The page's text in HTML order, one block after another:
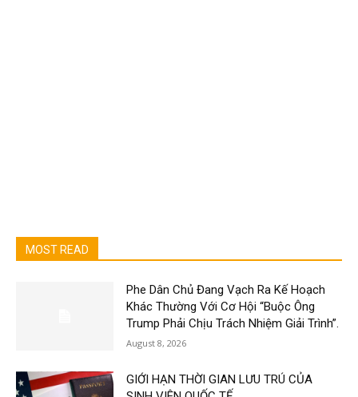
MOST READ
Phe Dân Chủ Đang Vạch Ra Kế Hoạch
Khác Thường Với Cơ Hội “Buộc Ông
Trump Phải Chịu Trách Nhiệm Giải Trình”.
August 8, 2026
GIỚI HẠN THỜI GIAN LƯU TRÚ CỦA